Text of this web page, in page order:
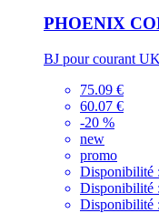
PHOENIX
BJ pour courant
75.09 €
60.07 €
-20 %
new
promo
Disponibilité :
Disponibilité :
Disponibilité :